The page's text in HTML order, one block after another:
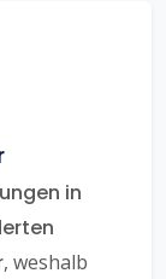
in
, weshalb